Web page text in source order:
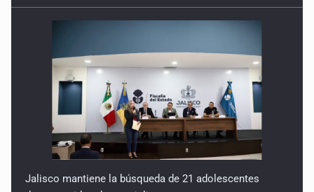
Jalisco mantiene la búsqueda de 21 adolescentes
desaparecidos durante julio